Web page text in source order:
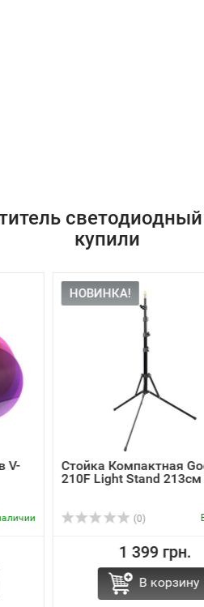
купили
НОВИНКА!
Стойка Компактная Godox
210F Light Stand 213cм
(0)
1 399 грн.
В корзину